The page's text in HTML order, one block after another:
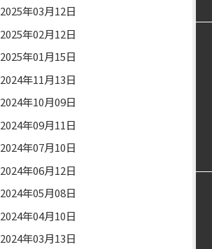
2025年03月12日
2025年02月12日
2025年01月15日
2024年11月13日
2024年10月09日
2024年09月11日
2024年07月10日
2024年06月12日
2024年05月08日
2024年04月10日
2024年03月13日